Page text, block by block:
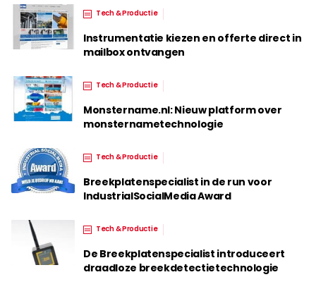
Tech & Productie
Instrumentatie kiezen en offerte direct in
mailbox ontvangen
Tech & Productie
Monstername.nl: Nieuw platform over
monsternametechnologie
Tech & Productie
Breekplatenspecialist in de run voor
IndustrialSocialMedia Award
Tech & Productie
De Breekplatenspecialist introduceert
draadloze breekdetectietechnologie